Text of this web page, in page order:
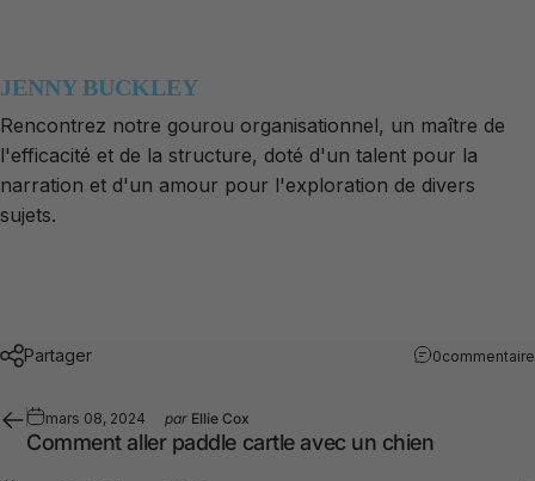
JENNY BUCKLEY
Rencontrez notre gourou organisationnel, un maître de
l'efficacité et de la structure, doté d'un talent pour la
narration et d'un amour pour l'exploration de divers
sujets.
Partager 0commentaire
mars 08, 2024 par Ellie Cox
Comment aller paddle cartle avec un chien